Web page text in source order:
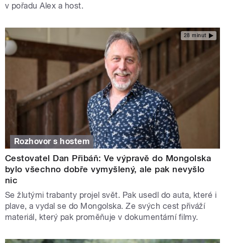
v pořadu Alex a host.
28 minut
Rozhovor s hostem
Cestovatel Dan Přibáň: Ve výpravě do Mongolska
bylo všechno dobře vymyšlený, ale pak nevyšlo
nic
Se žlutými trabanty projel svět. Pak usedl do auta, které i
plave, a vydal se do Mongolska. Ze svých cest přiváží
materiál, který pak proměňuje v dokumentární filmy.